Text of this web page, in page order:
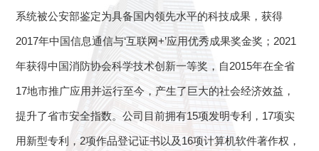
系统被公安部鉴定为具备国内领先水平的科技成果，获得
2017年中国信息通信与‘互联网+’应用优秀成果奖金奖；2021
年获得中国消防协会科学技术创新一等奖，自2015年在全省
17地市推广应用并运行至今，产生了巨大的社会经济效益，
提升了省市安全指数。公司目前拥有15项发明专利，17项实
用新型专利，2项作品登记证书以及16项计算机软件著作权，
2021年
主办“山东省安全产业协会”
荣获中国消防协会科学技术创新奖一等奖
2025年
在核心业务领域，我们凭借技术创新斩获
2025年数据要素潍坊市一等奖及省级三等
奖；同时以扎实的产业基础获评国家级专精特